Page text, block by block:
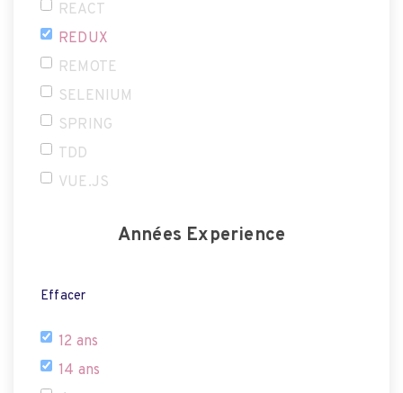
REACT
REDUX
REMOTE
SELENIUM
SPRING
TDD
VUE.JS
Années Experience
Effacer
12 ans
14 ans